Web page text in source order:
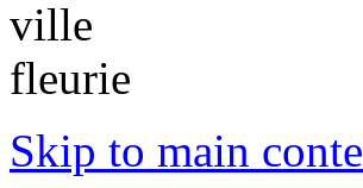
Skip to main